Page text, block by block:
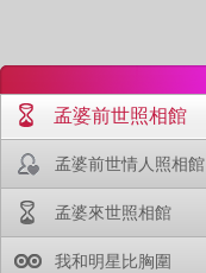
孟婆前世照相館
孟婆前世情人照相館
孟婆來世照相館
我和明星比胸圍